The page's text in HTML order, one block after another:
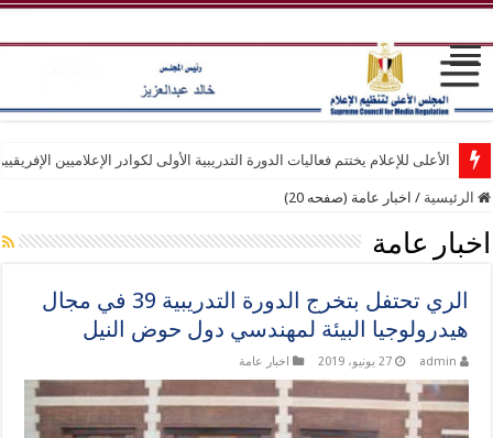
الأعلى للإعلام يختتم فعاليات الدورة التدريبية الأولى لكوادر الإعلاميين
الرئيسية / اخبار عامة (صفحه 20)
اخبار عامة
الري تحتفل بتخرج الدورة التدريبية 39 في مجال
هيدرولوجيا البيئة لمهندسي دول حوض النيل
admin 27 يونيو، 2019 اخبار عامة